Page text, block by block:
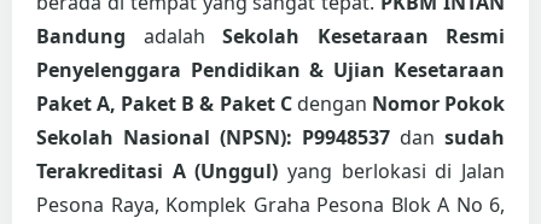
Bandung adalah Sekolah Kesetaraan Resmi
Penyelenggara Pendidikan & Ujian Kesetaraan
Paket A, Paket B & Paket Cdengan Nomor Pokok
Sekolah Nasional (NPSN): P9948537 dan sudah
Terakreditasi A (Unggul) yang berlokasi di Jalan
Pesona Raya, Komplek Graha Pesona Blok A No 6,